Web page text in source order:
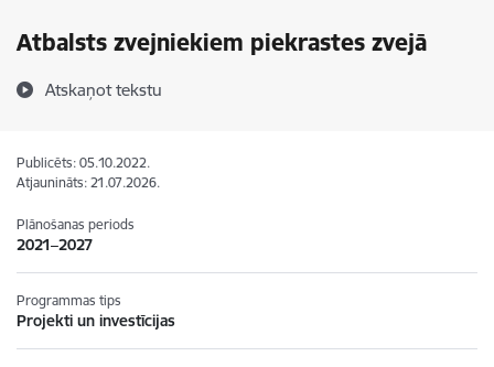
Atbalsts zvejniekiem piekrastes zvejā
Atskaņot tekstu
Publicēts: 05.10.2022.
Atjaunināts: 21.07.2026.
Plānošanas periods
2021–2027
Programmas tips
Projekti un investīcijas